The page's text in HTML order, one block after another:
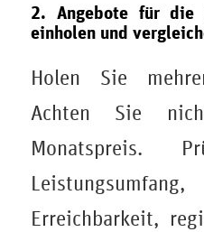
2. Angebote für die
einholen und
Holen Sie
Achten Sie
Monatspreis.
Erreichbarkeit,